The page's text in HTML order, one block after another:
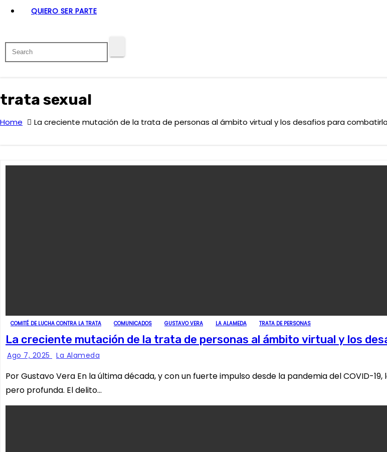
QUIERO SER PARTE
trata sexual
Home La creciente mutación de la trata de personas al ámbito virtual y los desafios para
COMITÉ DE LUCHA CONTRA LA TRATA COMUNICADOS GUSTAVO VERA LA ALAMEDA TRATA DE PERSONAS
La creciente mutación de la trata de personas al ámbito virtual y los
Ago 7, 2025 La Alameda
Por Gustavo Vera En la última década, y con un fuerte impulso desde la pandemia del COVID-
pero profunda. El delito…